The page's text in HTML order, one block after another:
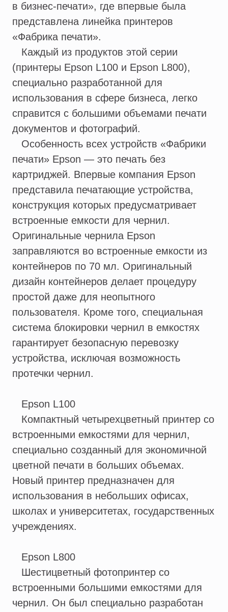
в бизнес-печати», где впервые была
представлена линейка принтеров
«Фабрика печати».
Каждый из продуктов этой серии
(принтеры Epson L100 и Epson L800),
специально разработанной для
использования в сфере бизнеса, легко
справится с большими объемами печати
документов и фотографий.
Особенность всех устройств «Фабрики
печати» Epson — это печать без
картриджей. Впервые компания Epson
представила печатающие устройства,
конструкция которых предусматривает
встроенные емкости для чернил.
Оригинальные чернила Epson
заправляются во встроенные емкости из
контейнеров по 70 мл. Оригинальный
дизайн контейнеров делает процедуру
простой даже для неопытного
пользователя. Кроме того, специальная
система блокировки чернил в емкостях
гарантирует безопасную перевозку
устройства, исключая возможность
протечки чернил.
Epson L100
Компактный четырехцветный принтер со
встроенными емкостями для чернил,
специально созданный для экономичной
цветной печати в больших объемах.
Новый принтер предназначен для
использования в небольших офисах,
школах и университетах, государственных
учреждениях.
Epson L800
Шестицветный фотопринтер со
встроенными большими емкостями для
чернил. Он был специально разработан